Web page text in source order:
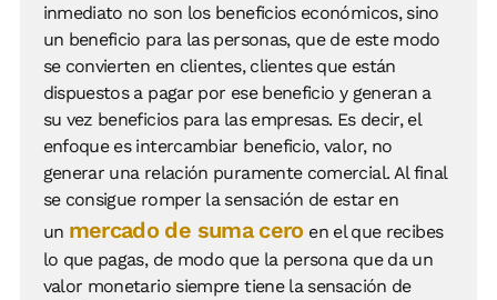
inmediato no son los beneficios económicos, sino
un beneficio para las personas, que de este modo
se convierten en clientes, clientes que están
dispuestos a pagar por ese beneficio y generan a
su vez beneficios para las empresas. Es decir, el
enfoque es intercambiar beneficio, valor, no
generar una relación puramente comercial. Al final
se consigue romper la sensación de estar en
un mercado de suma cero en el que recibes
lo que pagas, de modo que la persona que da un
valor monetario siempre tiene la sensación de